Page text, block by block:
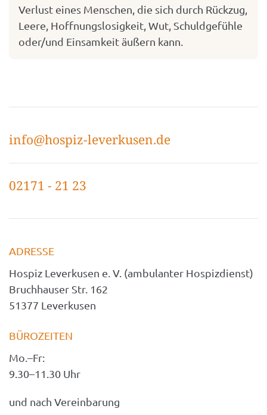
Verlust eines Menschen, die sich durch Rückzug,
Leere, Hoffnungslosigkeit, Wut, Schuldgefühle
oder/und Einsamkeit äußern kann.
info@hospiz-leverkusen.de
02171 - 21 23
ADRESSE
Hospiz Leverkusen e. V. (ambulanter Hospizdienst)
Bruchhauser Str. 162
51377 Leverkusen
BÜROZEITEN
Mo.–Fr:
9.30–11.30 Uhr
und nach Vereinbarung